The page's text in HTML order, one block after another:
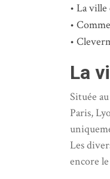
La ville
La
Située
Paris,
Les
encore